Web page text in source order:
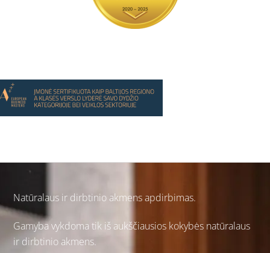
Natūralaus ir dirbtinio akmensapdirbimas.
Gamyba vykdoma tik iš aukščiausios kokybės natūralaus
ir dirbtinio akmens.